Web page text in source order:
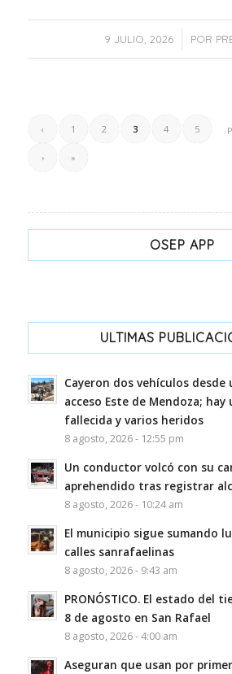
9 JULIO, 2026 POR
‹ 1 2 3 4 5
› »
OSEP APP
ULTIMAS
Cayeron dos vehículos desde
acceso Este de Mendoza; hay
fallecida y varios heridos
8 agosto, 2026 - 12:55 pm
Un conductor volcó con su
aprehendido tras registrar
8 agosto, 2026 - 10:24 am
El municipio sigue sumando
calles sanrafaelinas
8 agosto, 2026 - 9:43 am
PRONÓSTICO. El estado del
8 de agosto en San Rafael
8 agosto, 2026 - 4:00 am
Aseguran que usan por